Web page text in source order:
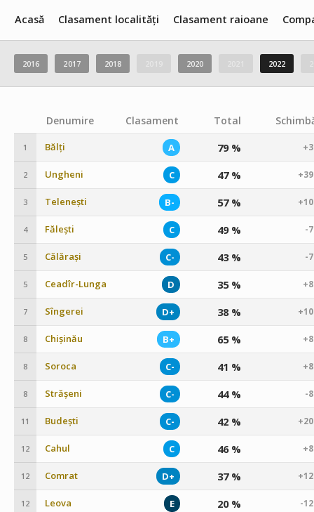
Acasă Clasament localități Clasament raioane
2016 2017 2018 2020 2022
Denumire Clasament Total
1 Bălți A 79 %
2 Ungheni C 47 %
3 Telenești B- 57 %
4 Fălești C 49 % -
5 Călărași C- 43 % -
5 Ceadîr-Lunga D 35 %
7 Sîngerei D+ 38 %
8 Chișinău B+ 65 %
8 Soroca C- 41 %
8 Strășeni C- 44 % -
11 Budești C- 42 %
12 Cahul C 46 %
12 Comrat D+ 37 %
12 Leova E 20 % -